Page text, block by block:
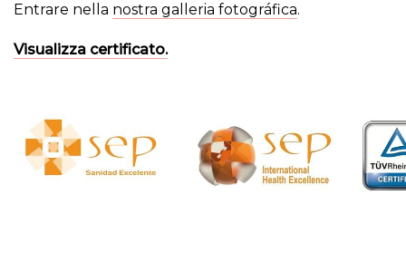
Entrare nella nostra galleria fotográfica.
Visualizza certificato.